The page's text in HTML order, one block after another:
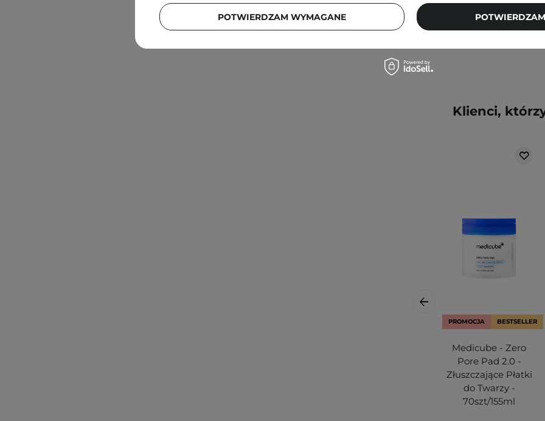
86,00 zł
Klienci,
PROMOCJA BESTSELLER
Medicube - Zero
Pore Pad 2.0 -
Złuszczające Płatki
do Twarzy -
70szt/155ml
POTWIERDZAM WYMAGANE